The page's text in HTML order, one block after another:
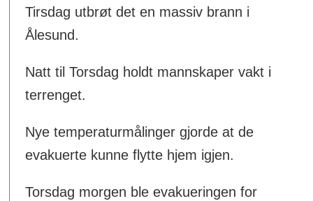
Tirsdag utbrøt det en massiv brann i
Ålesund.
Natt til Torsdag holdt mannskaper vakt i
terrenget.
Nye temperaturmålinger gjorde at de
evakuerte kunne flytte hjem igjen.
Torsdag morgen ble evakueringen for